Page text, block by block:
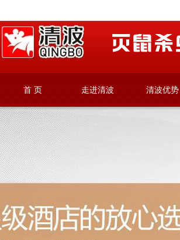
首 页 走进清波 清波优势